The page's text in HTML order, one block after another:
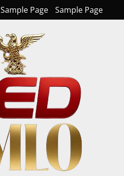
Sample Page Sample Page